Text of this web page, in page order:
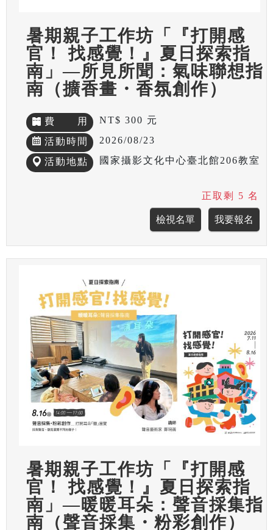
暑期親子工作坊「『打開感
官！ 找感覺！』夏日探索指
南」—所見所聞：氣味聯想指
南（擴香畫・香氛創作）
費 用 NT$ 300 元
活動時間 2026/08/23
活動地點 國家攝影文化中心臺北館206教室
正取剩 5 名
暑期親子工作坊「『打開感
官！ 找感覺！』夏日探索指
南」—暖暖耳朵：聲音採集指
南（聲音採集・粉彩創作）